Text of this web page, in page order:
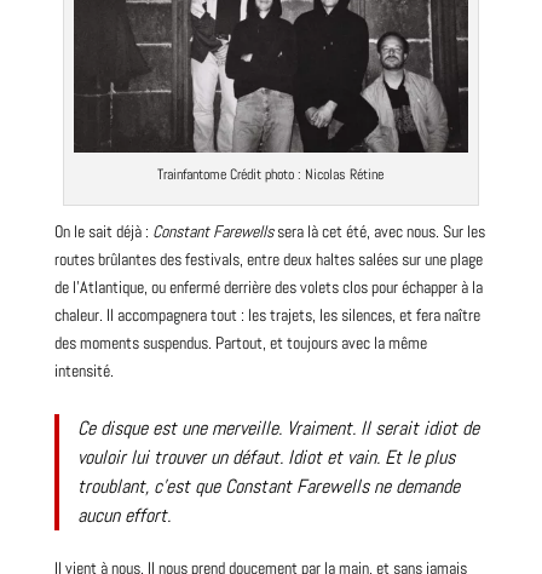
Trainfantome Créditphoto: Nicolas Rétine
On le sait déjà : Constant Farewellssera là cet été, avec nous. Sur les
routes brûlantes des festivals, entre deux haltes salées sur une plage
de l’Atlantique, ou enfermé derrière des volets clos pour échapper à la
chaleur. Il accompagnera tout : les trajets, les silences, et fera naître
des moments suspendus. Partout, et toujours avec la même
intensité.
Ce disque est une merveille. Vraiment. Il serait idiot de
vouloir lui trouver un défaut. Idiot et vain. Et le plus
troublant, c’est queConstant Farewellsne demande
aucun effort.
Il vient à nous. Il nous prend doucement par la main, et sans jamais